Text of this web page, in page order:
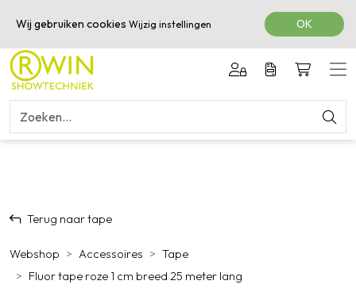
050-3601616
Terug naar tape
Webshop Accessoires
Tape
Fluor tape roze 1 cm breed 25 meter lang
Wij gebruiken cookies Wijzig instellingen OK